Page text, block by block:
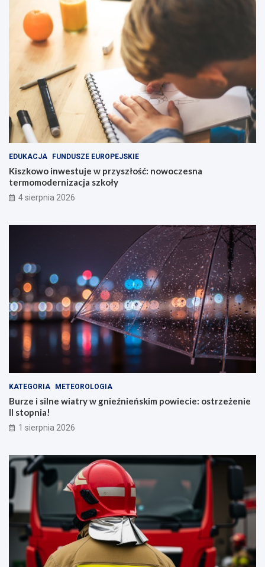
EDUKACJA FUNDUSZE EUROPEJSKIE
Kiszkowo inwestuje w przyszłość: nowoczesna
termomodernizacja szkoły
4 sierpnia 2026
KATEGORIA METEOROLOGIA
Burze i silne wiatry w gnieźnieńskim powiecie: ostrzeżenie
II stopnia!
1 sierpnia 2026